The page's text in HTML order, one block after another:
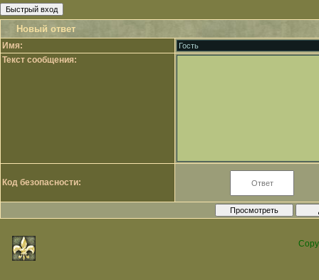
Новый ответ
Имя:
Текст сообщения:
Код безопасности: